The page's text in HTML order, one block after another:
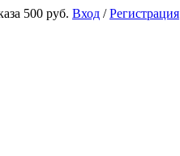
500 руб. Вход /Регистрация